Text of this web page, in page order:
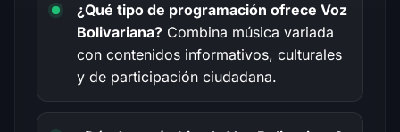
¿Qué tipo de programación ofrece Voz
Bolivariana? Combina música variada
con contenidos informativos, culturales
y de participación ciudadana.